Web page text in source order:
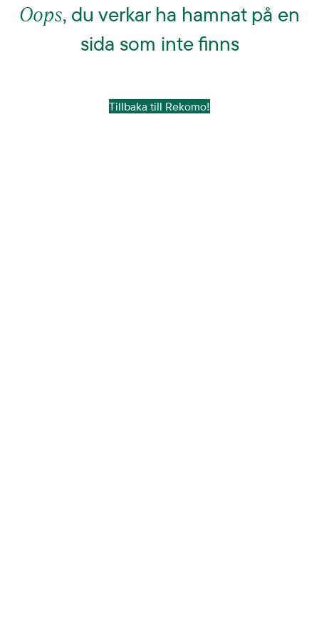
Oops, du verkar ha hamnat på en
sida som inte finns
Tillbaka till Rekomo!